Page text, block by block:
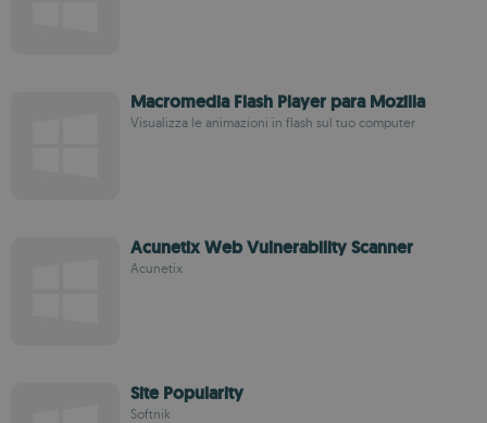
Macromedia Flash Player para Mozilla
Visualizza le animazioni in flash sul tuo computer
Acunetix Web Vulnerability Scanner
Acunetix
Site Popularity
Softnik